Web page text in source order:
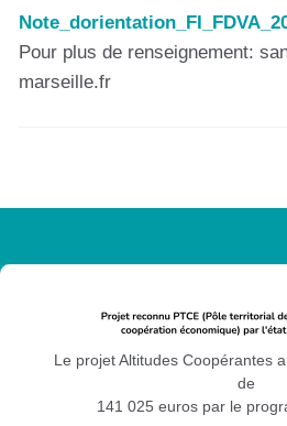
Pour plus de renseignement:
marseille.fr
Le projet Altitudes Coopérantes
de
141 025 euros par le